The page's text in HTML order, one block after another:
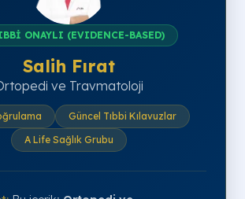
ONAYLI (EVIDENCE-BASED)
Salih Fırat
ve Travmatoloji
Güncel Tıbbi Kılavuzlar
A Life Sağlık Grubu